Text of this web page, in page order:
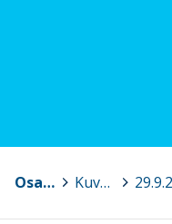
Osaava Satakunta Kuvagalleria >